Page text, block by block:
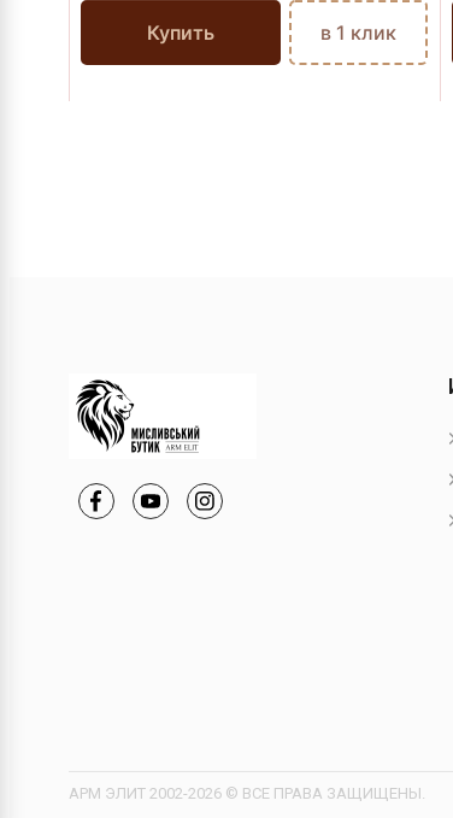
Купить в 1 клик
АРМ ЭЛИТ 2002-2026 © ВСЕ ПРАВА ЗАЩИЩЕНЫ.